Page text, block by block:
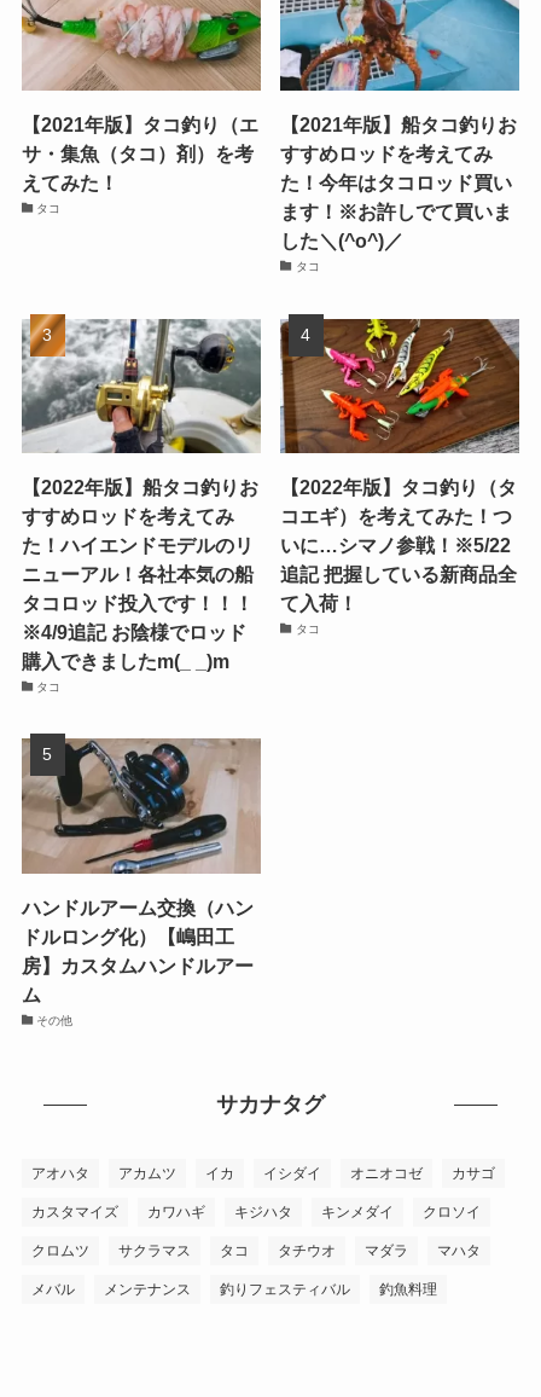
【2021年版】タコ釣り（エ
サ・集魚（タコ）剤）を考
えてみた！
タコ
【2021年版】船タコ釣りお
すすめロッドを考えてみ
た！今年はタコロッド買い
ます！※お許しでて買いま
した＼(^o^)／
タコ
【2022年版】船タコ釣りお
すすめロッドを考えてみ
た！ハイエンドモデルのリ
ニューアル！各社本気の船
タコロッド投入です！！！
※4/9追記 お陰様でロッド
購入できましたm(_ _)m
タコ
【2022年版】タコ釣り（タ
コエギ）を考えてみた！つ
いに…シマノ参戦！※5/22
追記 把握している新商品全
て入荷！
タコ
ハンドルアーム交換（ハン
ドルロング化）【嶋田工
房】カスタムハンドルアー
ム
その他
サカナタグ
アオハタ アカムツ イカ イシダイ オニオコゼ カサゴ
カスタマイズ カワハギ キジハタ キンメダイ クロソイ
クロムツ サクラマス タコ タチウオ マダラ マハタ
メバル メンテナンス 釣りフェスティバル 釣魚料理